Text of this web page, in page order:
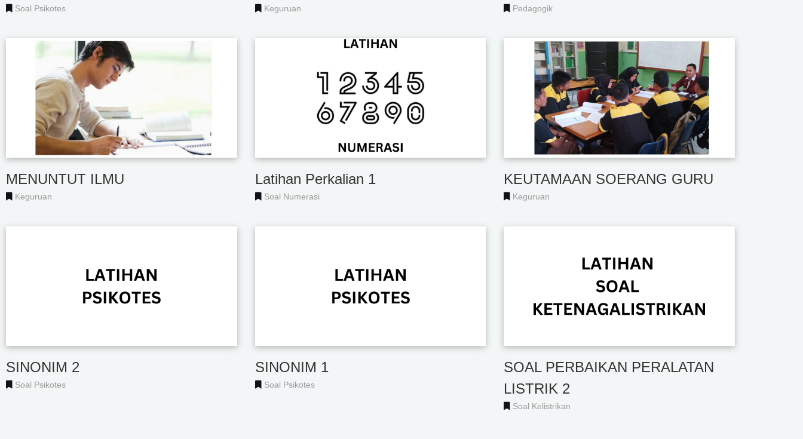
Soal Psikotes Keguruan Pedagogik
MENUNTUT ILMU
Keguruan
Latihan Perkalian 1
Soal Numerasi
KEUTAMAAN SOERANG GURU
Keguruan
SINONIM 2
Soal Psikotes
SINONIM 1
Soal Psikotes
SOAL PERBAIKAN PERALATAN
LISTRIK 2
Soal Kelistrikan